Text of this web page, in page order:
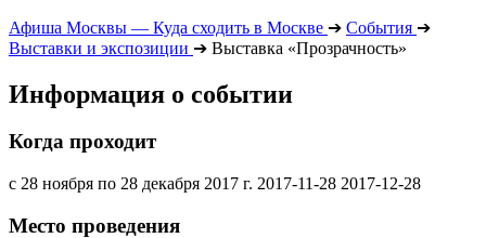
Афиша Москвы — Куда сходить в Москве ➔ События ➔
Выставки и экспозиции ➔ Выставка «Прозрачность»
Информация о событии
Когда проходит
с 28 ноября по 28 декабря 2017 г. 2017-11-28 2017-12-28
Место проведения